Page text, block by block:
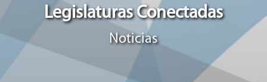
Legislaturas Conectadas
Noticias